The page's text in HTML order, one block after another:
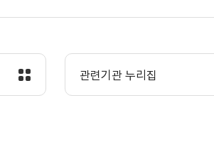
관련기관 누리집